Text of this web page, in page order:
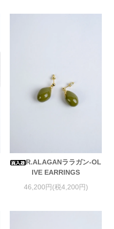
R.ALAGANララガン-OL
IVE EARRINGS
46,200円(税4,200円)